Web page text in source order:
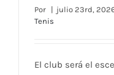
Por | julio 23rd,
Tenis
El club será el